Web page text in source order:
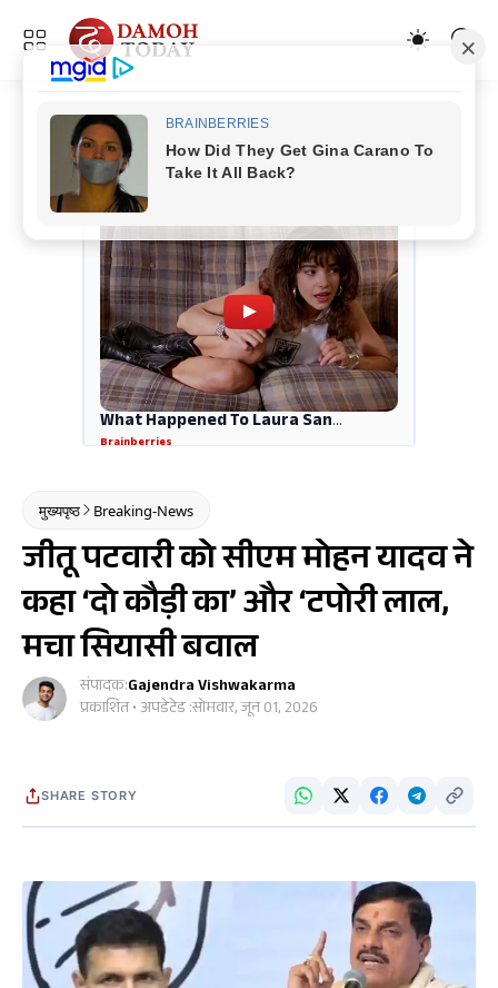
ADVERTISEMENT
मुख्यपृष्ठ Breaking-News
जीतू पटवारी को सीएम मोहन यादव ने
कहा ‘दो कौड़ी का’ और ‘टपोरी लाल,
मचा सियासी बवाल
संपादक:Gajendra Vishwakarma
प्रकाशित • अपडेटेड :सोमवार, जून 01, 2026
SHARE STORY